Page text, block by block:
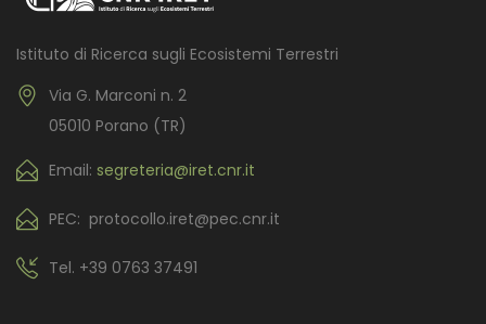
Istituto di Ricerca sugli Ecosistemi Terrestri
Via G. Marconi n. 2
05010 Porano (TR)
Email: segreteria@iret.cnr.it
PEC: protocollo.iret@pec.cnr.it
Tel. +39 0763 37491